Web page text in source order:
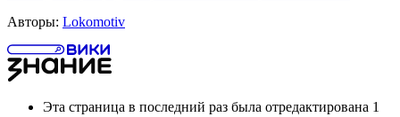
Авторы: Lokomotiv
Эта страница в последний раз была отредактирована 1